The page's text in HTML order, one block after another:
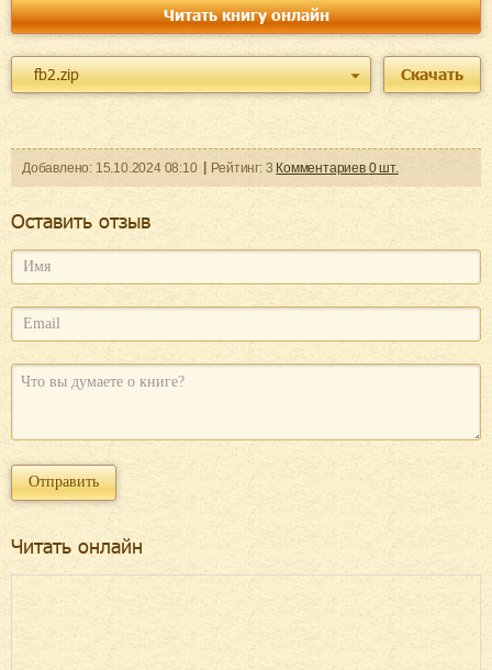
Читать книгу онлайн
fb2.zip Скачать
Добавленo: 15.10.2024 08:10 Рейтинг: 3 Комментариев 0шт.
Оcтавить отзыв
Читать онлайн